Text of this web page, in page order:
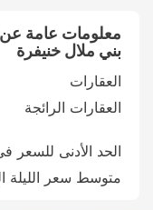
معلومات عامة عن
بني ملال خنيفرة
العقارات
العقارات الرائجة
الحد الأدنى للسعر
متوسط سعر الليلة